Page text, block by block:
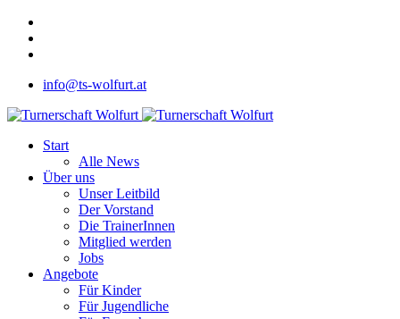
info@ts-wolfurt.at
Start
Alle News
Über uns
Unser Leitbild
Der Vorstand
Die TrainerInnen
Mitglied werden
Jobs
Angebote
Für Kinder
Für Jugendliche